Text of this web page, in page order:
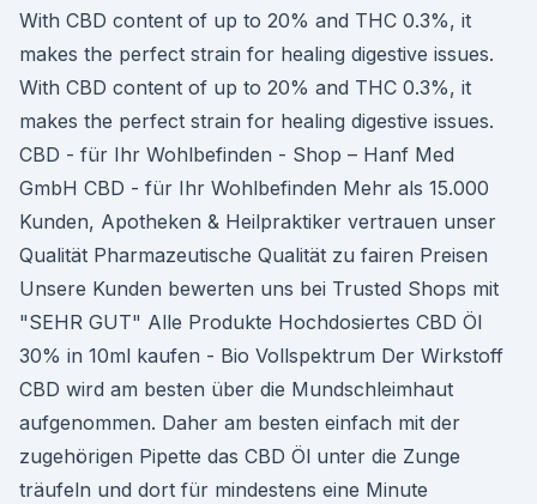
With CBD content of up to 20% and THC 0.3%, it
makes the perfect strain for healing digestive issues.
With CBD content of up to 20% and THC 0.3%, it
makes the perfect strain for healing digestive issues.
CBD - für Ihr Wohlbefinden - Shop – Hanf Med
GmbH CBD - für Ihr Wohlbefinden Mehr als 15.000
Kunden, Apotheken & Heilpraktiker vertrauen unser
Qualität Pharmazeutische Qualität zu fairen Preisen
Unsere Kunden bewerten uns bei Trusted Shops mit
"SEHR GUT" Alle Produkte Hochdosiertes CBD Öl
30% in 10ml kaufen - Bio Vollspektrum Der Wirkstoff
CBD wird am besten über die Mundschleimhaut
aufgenommen. Daher am besten einfach mit der
zugehörigen Pipette das CBD Öl unter die Zunge
träufeln und dort für mindestens eine Minute